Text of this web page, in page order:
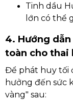
Tinh dầu
lớn có thể
4. Hướng
toàn cho thai
Để phát huy tối
hưởng đến sức
vàng" sau: